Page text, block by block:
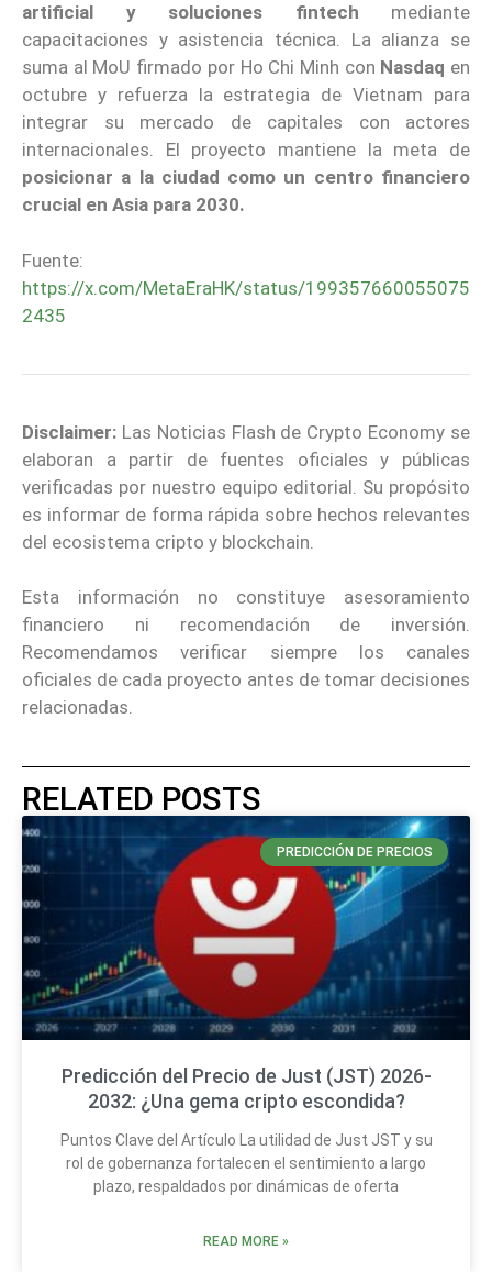
artificial y soluciones fintech mediante
capacitaciones y asistencia técnica. La alianza se
suma al MoU firmado por Ho Chi Minh con Nasdaq en
octubre y refuerza la estrategia de Vietnam para
integrar su mercado de capitales con actores
internacionales. El proyecto mantiene la meta de
posicionar a la ciudad como un centro financiero
crucial en Asia para 2030.
Fuente:
https://x.com/MetaEraHK/status/199357660055075
2435
Disclaimer: Las Noticias Flash de Crypto Economy se
elaboran a partir de fuentes oficiales y públicas
verificadas por nuestro equipo editorial. Su propósito
es informar de forma rápida sobre hechos relevantes
del ecosistema cripto y blockchain.
Esta información no constituye asesoramiento
financiero ni recomendación de inversión.
Recomendamos verificar siempre los canales
oficiales de cada proyecto antes de tomar decisiones
relacionadas.
RELATED POSTS
PREDICCIÓN DE PRECIOS
Predicción del Precio de Just (JST) 2026-
2032: ¿Una gema cripto escondida?
Puntos Clave del Artículo La utilidad de Just JST y su
rol de gobernanza fortalecen el sentimiento a largo
plazo, respaldados por dinámicas de oferta
READ MORE »